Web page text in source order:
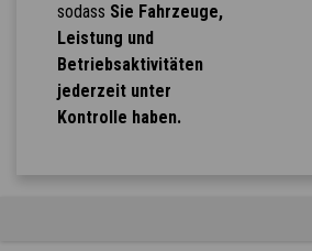
sodass Sie Fahrzeuge,
Leistung und
Betriebsaktivitäten
jederzeit unter
Kontrolle haben.